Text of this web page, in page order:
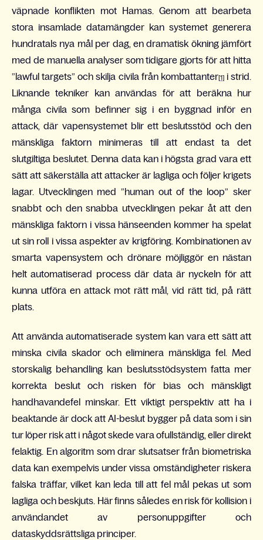
väpnade konflikten mot Hamas. Genom att bearbeta
stora insamlade datamängder kan systemet generera
hundratals nya mål per dag, en dramatisk ökning jämfört
med de manuella analyser som tidigare gjorts för att hitta
”lawful targets” och skilja civila från kombattanter[1]i strid.
Liknande tekniker kan användas för att beräkna hur
många civila som befinner sig i en byggnad inför en
attack, där vapensystemet blir ett beslutsstöd och den
mänskliga faktorn minimeras till att endast ta det
slutgiltiga beslutet. Denna data kan i högsta grad vara ett
sätt att säkerställa att attacker är lagliga och följer krigets
lagar. Utvecklingen med ”human out of the loop” sker
snabbt och den snabba utvecklingen pekar åt att den
mänskliga faktorn i vissa hänseenden kommer ha spelat
ut sin roll i vissa aspekter av krigföring. Kombinationen av
smarta vapensystem och drönare möjliggör en nästan
helt automatiserad process där data är nyckeln för att
kunna utföra en attack mot rätt mål, vid rätt tid, på rätt
plats.
Att använda automatiserade system kan vara ett sätt att
minska civila skador och eliminera mänskliga fel. Med
storskalig behandling kan beslutsstödsystem fatta mer
korrekta beslut och risken för bias och mänskligt
handhavandefel minskar. Ett viktigt perspektiv att ha i
beaktande är dock att AI-beslut bygger på data som i sin
tur löper risk att i något skede vara ofullständig, eller direkt
felaktig. En algoritm som drar slutsatser från biometriska
data kan exempelvis under vissa omständigheter riskera
falska träffar, vilket kan leda till att fel mål pekas ut som
lagliga och beskjuts. Här finns således en risk för kollision i
användandet av personuppgifter och
dataskyddsrättsliga principer.